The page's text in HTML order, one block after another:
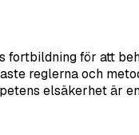
för att
reglerna och
elsäkerhet är